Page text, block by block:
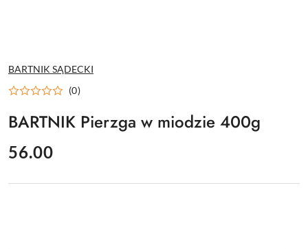
NAZWA
PRODUCENTA:
BARTNIK SĄDECKI
(0)
BARTNIK Pierzga w miodzie 400g
cena:
56.00